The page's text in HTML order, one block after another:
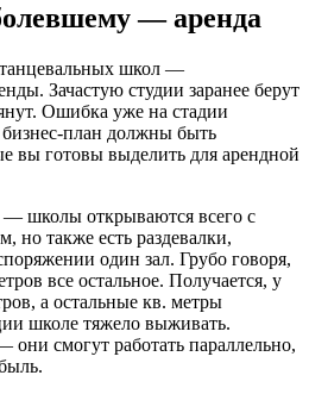
— аренда
школ —
Зачастую студии заранее берут
Ошибка уже на стадии
план должны быть
вы готовы выделить для арендной
— школы открываются всего с
но также есть раздевалки,
один зал. Грубо говоря,
все остальное. Получается, у
а остальные кв. метры
школе тяжело выживать.
они смогут работать параллельно,